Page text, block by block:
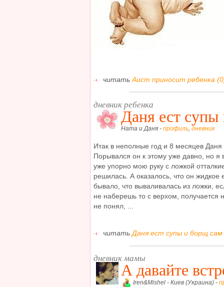
читать Аист приносит ребенка
дневник ребенка
Даня ест
Ната и Даня - профиль, дневник
Итак в неполные год и 8 месяцев
Порывался он к этому уже давно, но я
уже упорно мою руку с ложкой
решилась. А оказалось, что он
бывало, что вываливалась из ложки,
не наберешь то с верхом,
не понял, ...
читатьДаня ест супы и борщ сам
дневник мамы
А давайте
Iren&Mishel - Киев (Украина) -